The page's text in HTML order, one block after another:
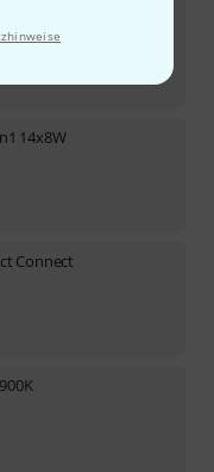
14x8W
Connect